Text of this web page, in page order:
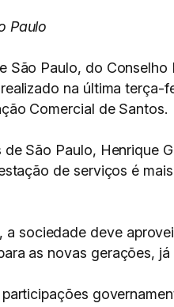
Paulo
São Paulo, do
na última terça-
Comercial de Santos.
São Paulo,
de serviços é
a sociedade deve
as novas gerações,